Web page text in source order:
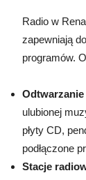
Radio w
zapewniają
programów.
ulubionej
płyty CD,
podłączone
Stacje